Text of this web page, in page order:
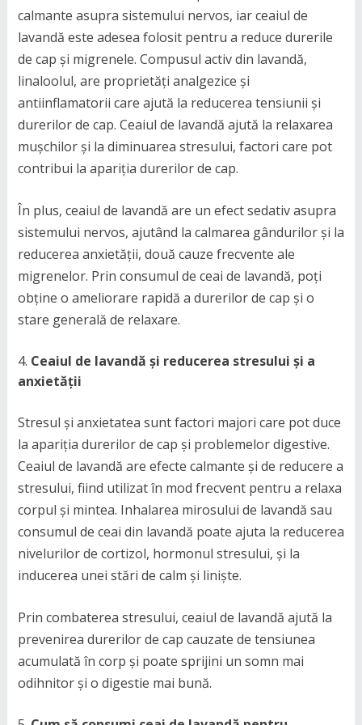
calmante asupra sistemului nervos, iar ceaiul de
lavandă este adesea folosit pentru a reduce durerile
de cap și migrenele. Compusul activ din lavandă,
linaloolul, are proprietăți analgezice și
antiinflamatorii care ajută la reducerea tensiunii și
durerilor de cap. Ceaiul de lavandă ajută la relaxarea
mușchilor și la diminuarea stresului, factori care pot
contribui la apariția durerilor de cap.
În plus, ceaiul de lavandă are un efect sedativ asupra
sistemului nervos, ajutând la calmarea gândurilor și la
reducerea anxietății, două cauze frecvente ale
migrenelor. Prin consumul de ceai de lavandă, poți
obține o ameliorare rapidă a durerilor de cap și o
stare generală de relaxare.
Ceaiul de lavandă și reducerea stresului și a
anxietății
Stresul și anxietatea sunt factori majori care pot duce
la apariția durerilor de cap și problemelor digestive.
Ceaiul de lavandă are efecte calmante și de reducere a
stresului, fiind utilizat în mod frecvent pentru a relaxa
corpul și mintea. Inhalarea mirosului de lavandă sau
consumul de ceai din lavandă poate ajuta la reducerea
nivelurilor de cortizol, hormonul stresului, și la
inducerea unei stări de calm și liniște.
Prin combaterea stresului, ceaiul de lavandă ajută la
prevenirea durerilor de cap cauzate de tensiunea
acumulată în corp și poate sprijini un somn mai
odihnitor și o digestie mai bună.